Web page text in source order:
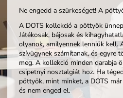
Ne engedd a szürkeséget! A
A DOTS kollekció a pöttyök
Játékosak, bájosak és
olyanok, amilyennek lenniük kell.
szívügynek számítanak, és egyre
meg. A kollekció minden darabja
csipetnyi nosztalgiát hoz. Ha
pöttyök, mint minket, a DOTS
és nem enged el.